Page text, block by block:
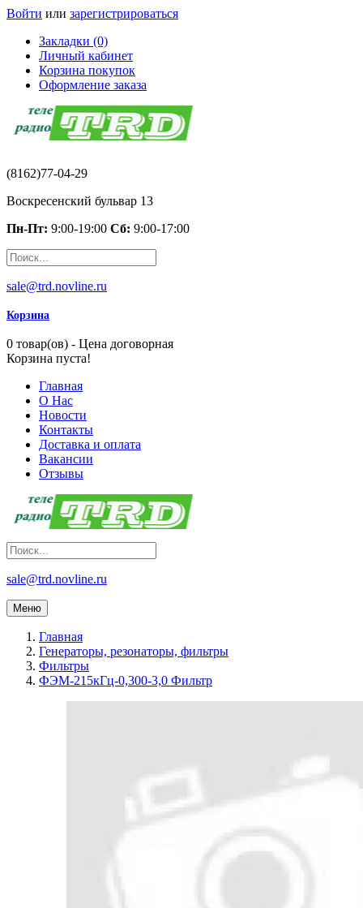
Войти или зарегистрироваться
Закладки (0)
Личный кабинет
Корзина покупок
Оформление заказа
(8162)77-04-29
Воскресенский бульвар 13
Пн-Пт: 9:00-19:00 Сб: 9:00-17:00
sale@trd.novline.ru
Корзина
0 товар(ов) - Цена договорная
Корзина пуста!
Главная
О Нас
Новости
Контакты
Доставка и оплата
Вакансии
Отзывы
sale@trd.novline.ru
Меню
Главная
Генераторы, резонаторы, фильтры
Фильтры
ФЭМ-215кГц-0,300-3,0 Фильтр